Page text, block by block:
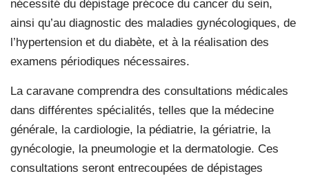
nécessité du dépistage précoce du cancer du sein,
ainsi qu’au diagnostic des maladies gynécologiques, de
l’hypertension et du diabète, et à la réalisation des
examens périodiques nécessaires.
La caravane comprendra des consultations médicales
dans différentes spécialités, telles que la médecine
générale, la cardiologie, la pédiatrie, la gériatrie, la
gynécologie, la pneumologie et la dermatologie. Ces
consultations seront entrecoupées de dépistages